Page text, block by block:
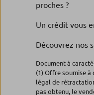
proches ?
Un crédit vous
Découvrez nos
Document à
(1) Offre soumise
légal de
pas obtenu, le